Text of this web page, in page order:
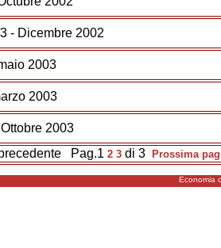
- Dicembre 2002
2003
2003
2003
Pag.1 2 3 di 3 Prossima